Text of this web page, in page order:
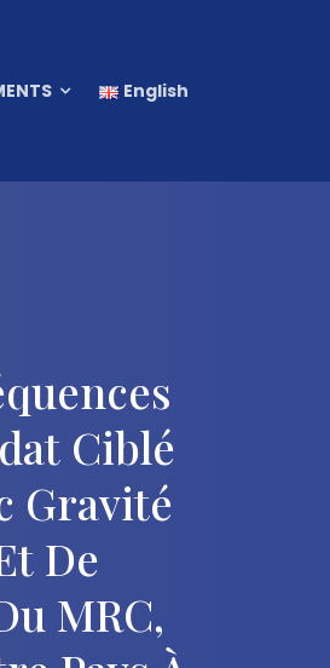
English
Ciblé
Gravité
De
MRC,